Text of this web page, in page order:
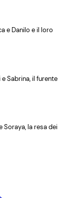
e Danilo e il loro
Sabrina, il furente
Soraya, la resa dei